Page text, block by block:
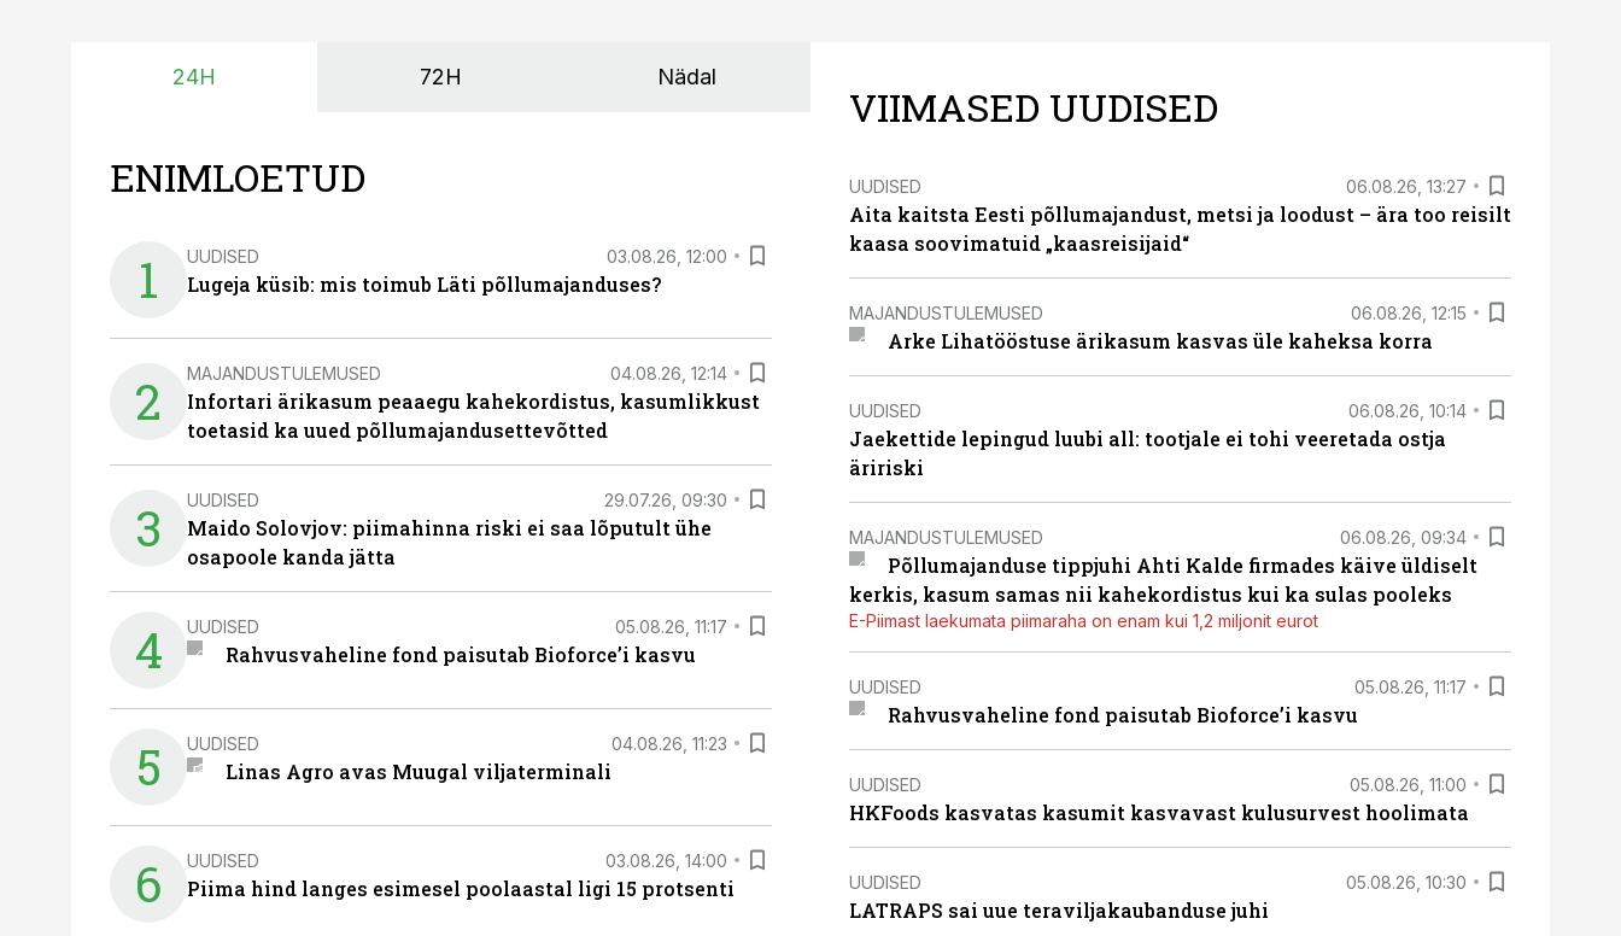
24H 72H Nädal
ENIMLOETUD
1 UUDISED 03.08.26, 12:00
Lugeja küsib: mis toimub Läti põllumajanduses?
2 MAJANDUSTULEMUSED 04.08.26, 12:14
Infortari ärikasum peaaegu kahekordistus, kasumlikkust
toetasid ka uued põllumajandusettevõtted
3 UUDISED 29.07.26, 09:30
Maido Solovjov: piimahinna riski ei saa lõputult ühe
osapoole kanda jätta
4 UUDISED 05.08.26, 11:17
Rahvusvaheline fond paisutab Bioforce’i kasvu
5 UUDISED 04.08.26, 11:23
Linas Agro avas Muugal viljaterminali
6 UUDISED 03.08.26, 14:00
Piima hind langes esimesel poolaastal ligi 15 protsenti
VIIMASED UUDISED
UUDISED 06.08.26, 13:27
Aita kaitsta Eesti põllumajandust, metsi ja loodust – ära too reisilt
kaasa soovimatuid „kaasreisijaid“
MAJANDUSTULEMUSED 06.08.26, 12:15
Arke Lihatööstuse ärikasum kasvas üle kaheksa korra
UUDISED 06.08.26, 10:14
Jaekettide lepingud luubi all: tootjale ei tohi veeretada ostja
äririski
MAJANDUSTULEMUSED 06.08.26, 09:34
Põllumajanduse tippjuhi Ahti Kalde firmades käive üldiselt
kerkis, kasum samas nii kahekordistus kui ka sulas pooleks
E-Piimast laekumata piimaraha on enam kui 1,2 miljonit eurot
UUDISED 05.08.26, 11:17
Rahvusvaheline fond paisutab Bioforce’i kasvu
UUDISED 05.08.26, 11:00
HKFoods kasvatas kasumit kasvavast kulusurvest hoolimata
UUDISED 05.08.26, 10:30
LATRAPS sai uue teraviljakaubanduse juhi